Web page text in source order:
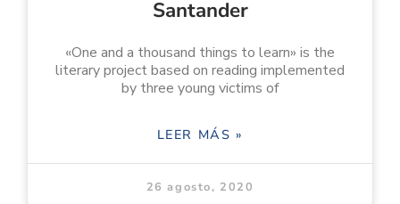
Santander
«One and a thousand things to learn» is the
literary project based on reading implemented
by three young victims of
LEER MÁS »
26 agosto, 2020